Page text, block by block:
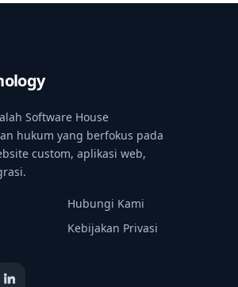
Software House
hukum yang berfokus pada
custom, aplikasi web,
Hubungi Kami
Kebijakan Privasi